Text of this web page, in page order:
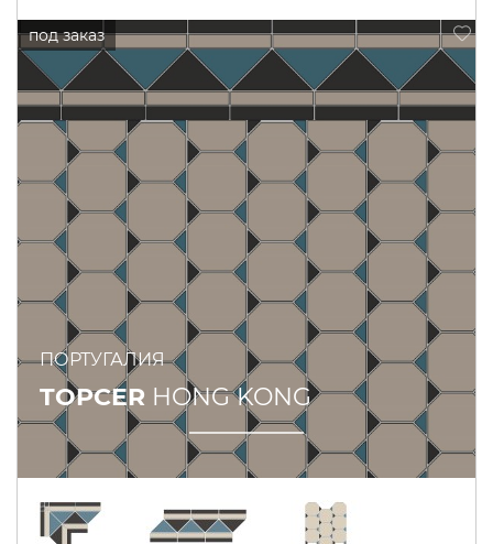
ПОРТУГАЛИЯ
TOPCER HONG KONG